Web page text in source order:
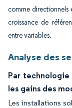
comme directionnels
croissance de
entre variables.
Analyse des
Par
les gains des
Les installations